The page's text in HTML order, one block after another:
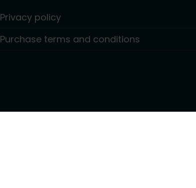
Privacy policy
Purchase terms and conditions